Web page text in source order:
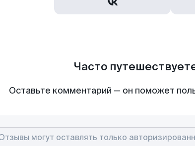
Часто
Оставьте комментарий — он поможет